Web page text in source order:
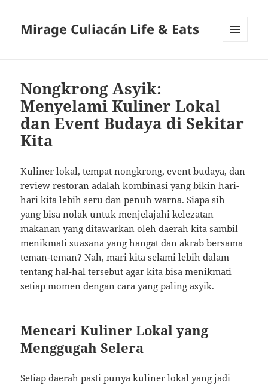
Mirage Culiacán Life & Eats
Nongkrong Asyik:
Menyelami Kuliner Lokal
dan Event Budaya di Sekitar
Kita
Kuliner lokal, tempat nongkrong, event budaya, dan
review restoran adalah kombinasi yang bikin hari-
hari kita lebih seru dan penuh warna. Siapa sih
yang bisa nolak untuk menjelajahi kelezatan
makanan yang ditawarkan oleh daerah kita sambil
menikmati suasana yang hangat dan akrab bersama
teman-teman? Nah, mari kita selami lebih dalam
tentang hal-hal tersebut agar kita bisa menikmati
setiap momen dengan cara yang paling asyik.
Mencari Kuliner Lokal yang
Menggugah Selera
Setiap daerah pasti punya kuliner lokal yang jadi